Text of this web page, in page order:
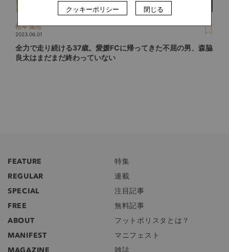
松本 隆志
2023.06.01
全力で走り続ける37歳。愛媛FCに帰ってきた不屈の男、森脇
良太はまだまだ終わっていない
FEATURE
特集
REGULAR
連載
SPECIAL
注目記事
FREE
無料記事
ABOUT
フットボリスタとは？
MANIFEST
マニフェスト
クッキーポリシー 閉じる